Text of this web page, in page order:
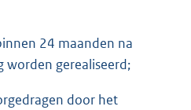
24 maanden na
worden gerealiseerd;
door het